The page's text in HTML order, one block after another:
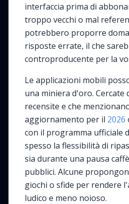
interfaccia prima di
troppo vecchi o mal
potrebbero proporre
risposte errate, il che
controproducente per la
Le applicazioni mobili
una miniera d'oro. Cercate
recensite e che
aggiornamento per il 2026
con il programma ufficiale
spesso la flessibilità di
sia durante una pausa
pubblici. Alcune
giochi o sfide per rendere
ludico e meno noioso.